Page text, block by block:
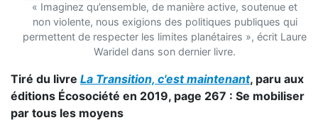
« Imaginez qu’ensemble, de manière active, soutenue et
non violente, nous exigions des politiques publiques qui
permettent de respecter les limites planétaires », écrit Laure
Waridel dans son dernier livre.
Tiré du livre La Transition, c'est maintenant, paru aux
éditions Écosociété en 2019, page 267 : Se mobiliser
par tous les moyens